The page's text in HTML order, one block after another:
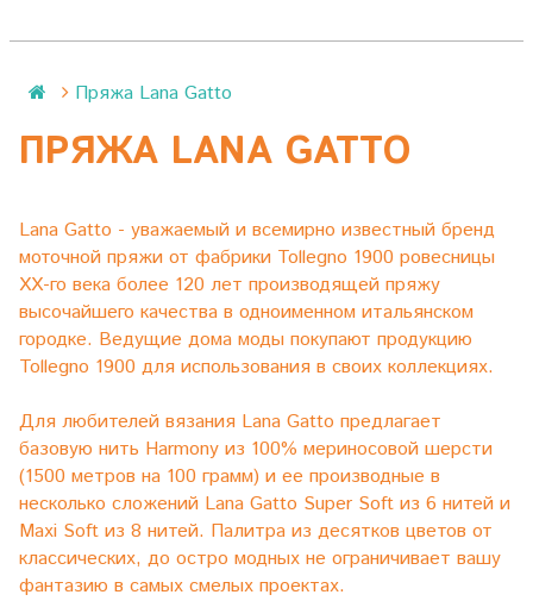
Пряжа Lana Gatto
ПРЯЖА LANA GATTO
Lana Gatto - уважаемый и всемирно известный бренд
моточной пряжи от фабрики Tollegno 1900 ровесницы
XX-го века более 120 лет производящей пряжу
высочайшего качества в одноименном итальянском
городке. Ведущие дома моды покупают продукцию
Tollegno 1900 для использования в своих коллекциях.
Для любителей вязания Lana Gatto предлагает
базовую нить Harmony из 100% мериносовой шерсти
(1500 метров на 100 грамм) и ее производные в
несколько сложений Lana Gatto Super Soft из 6 нитей и
Maxi Soft из 8 нитей. Палитра из десятков цветов от
классических, до остро модных не ограничивает вашу
фантазию в самых смелых проектах.